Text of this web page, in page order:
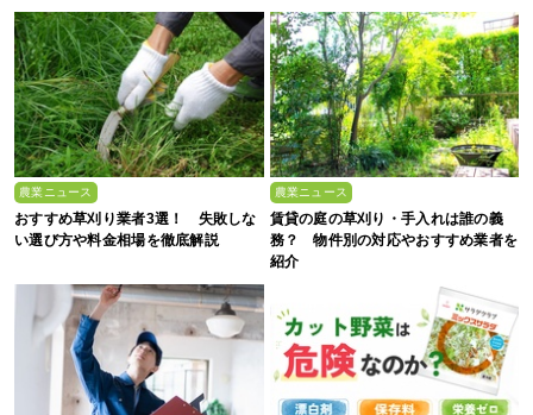
農業ニュース
おすすめ草刈り業者3選！ 失敗しな
い選び方や料金相場を徹底解説
農業ニュース
賃貸の庭の草刈り・手入れは誰の義
務？ 物件別の対応やおすすめ業者を
紹介